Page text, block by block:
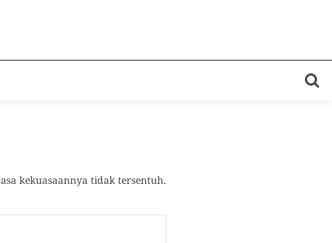
kekuasaannya tidak tersentuh.